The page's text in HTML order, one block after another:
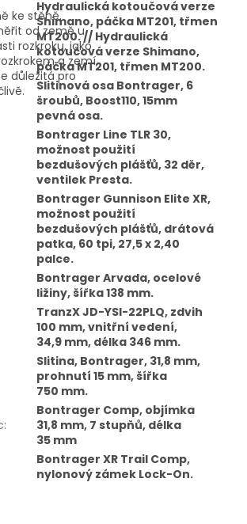
ke stěně.
od země u
rozkroku, jako
a zemí,
důležitá pro
Hydraulická kotoučová verze
Shimano, páčka MT201, třmen
MT200. // Hydraulická
kotoučová verze Shimano,
páčka MT201, třmen MT200.
Slitinová osa Bontrager, 6
šroubů, Boost110, 15mm
pevná osa.
Bontrager Line TLR 30,
možnost použití
bezdušových plášťů, 32 děr,
ventilek Presta.
Bontrager Gunnison Elite XR,
možnost použití
bezdušových plášťů, drátová
patka, 60 tpi, 27,5 x 2,40
palce.
Bontrager Arvada, ocelové
ližiny, šířka 138 mm.
TranzX JD-YSI-22PLQ, zdvih
100 mm, vnitřní vedení,
34,9 mm, délka 346 mm.
Slitina, Bontrager, 31,8 mm,
prohnutí 15 mm, šířka
750 mm.
:
Bontrager Comp, objímka
31,8 mm, 7 stupňů, délka
35 mm
Bontrager XR Trail Comp,
nylonový zámek Lock-On.